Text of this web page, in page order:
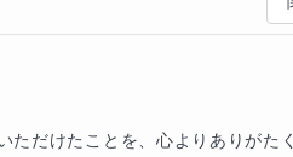
の持つ深い知的価値に惹かれ
据え、東京大学をはじめとす
稲田大学・慶応義塾大学など
たは高３の時点でほぼ全て
いた在職最終年度の生徒たち
ただけたことを、心よりありがた